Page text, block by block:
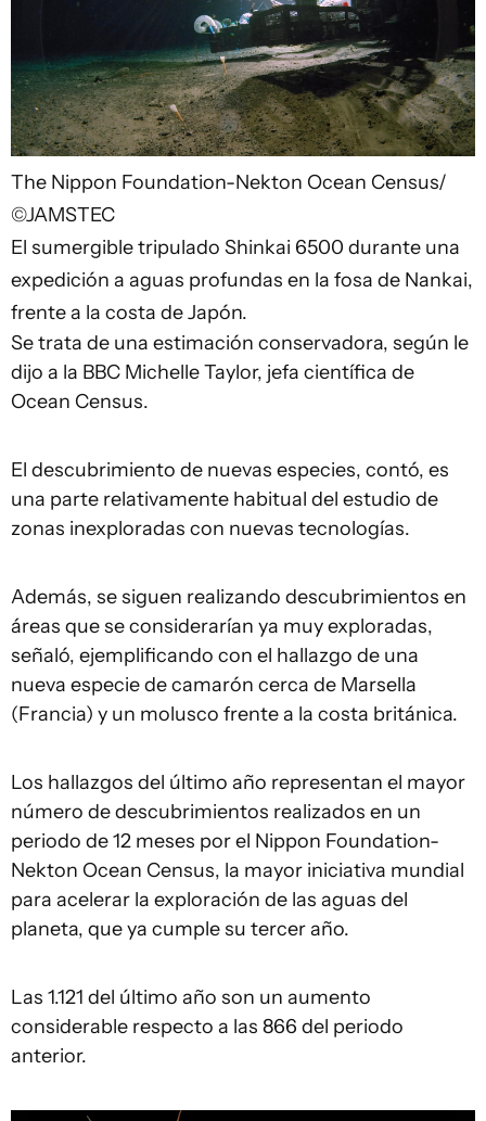
The Nippon Foundation-Nekton Ocean Census/
©JAMSTEC
El sumergible tripulado Shinkai 6500 durante una
expedición a aguas profundas en la fosa de Nankai,
frente a la costa de Japón.
Se trata de una estimación conservadora, según le
dijo a la BBC Michelle Taylor, jefa científica de
Ocean Census.
El descubrimiento de nuevas especies, contó, es
una parte relativamente habitual del estudio de
zonas inexploradas con nuevas tecnologías.
Además, se siguen realizando descubrimientos en
áreas que se considerarían ya muy exploradas,
señaló, ejemplificando con el hallazgo de una
nueva especie de camarón cerca de Marsella
(Francia) y un molusco frente a la costa británica.
Los hallazgos del último año representan el mayor
número de descubrimientos realizados en un
periodo de 12 meses por el Nippon Foundation-
Nekton Ocean Census, la mayor iniciativa mundial
para acelerar la exploración de las aguas del
planeta, que ya cumple su tercer año.
Las 1.121 del último año son un aumento
considerable respecto a las 866 del periodo
anterior.